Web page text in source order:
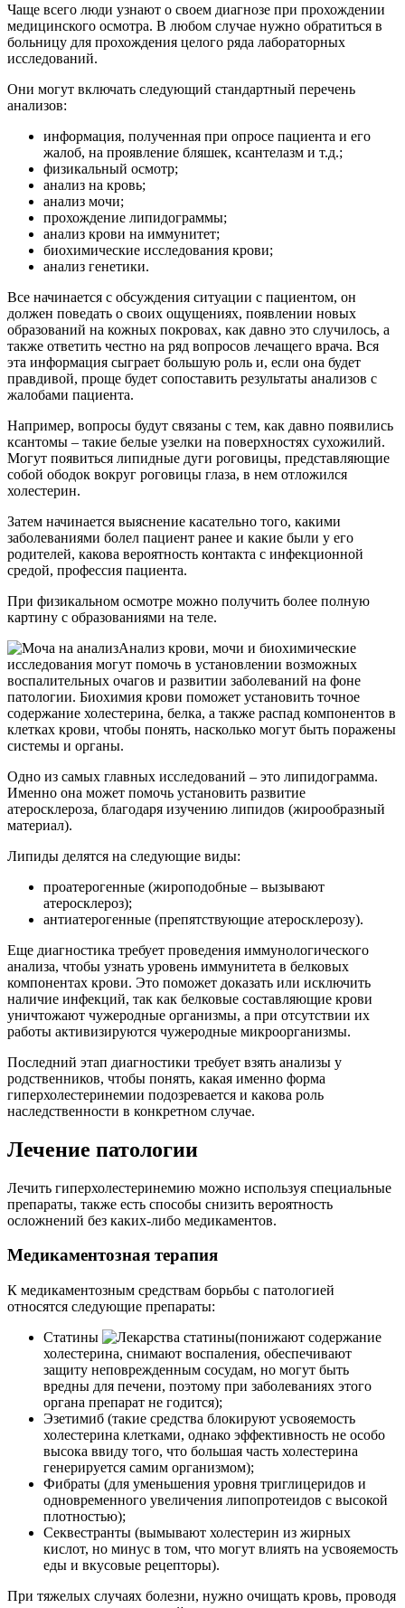
Чаще всего люди узнают о своем диагнозе при прохождении
медицинского осмотра. В любом случае нужно обратиться в
больницу для прохождения целого ряда лабораторных
исследований.
Они могут включать следующий стандартный перечень
анализов:
информация, полученная при опросе пациента и его
жалоб, на проявление бляшек, ксантелазм и т.д.;
физикальный осмотр;
анализ на кровь;
анализ мочи;
прохождение липидограммы;
анализ крови на иммунитет;
биохимические исследования крови;
анализ генетики.
Все начинается с обсуждения ситуации с пациентом, он
должен поведать о своих ощущениях, появлении новых
образований на кожных покровах, как давно это случилось, а
также ответить честно на ряд вопросов лечащего врача. Вся
эта информация сыграет большую роль и, если она будет
правдивой, проще будет сопоставить результаты анализов с
жалобами пациента.
Например, вопросы будут связаны с тем, как давно появились
ксантомы – такие белые узелки на поверхностях сухожилий.
Могут появиться липидные дуги роговицы, представляющие
собой ободок вокруг роговицы глаза, в нем отложился
холестерин.
Затем начинается выяснение касательно того, какими
заболеваниями болел пациент ранее и какие были у его
родителей, какова вероятность контакта с инфекционной
средой, профессия пациента.
При физикальном осмотре можно получить более полную
картину с образованиями на теле.
Анализ крови, мочи и биохимические
исследования могут помочь в установлении возможных
воспалительных очагов и развитии заболеваний на фоне
патологии. Биохимия крови поможет установить точное
содержание холестерина, белка, а также распад компонентов в
клетках крови, чтобы понять, насколько могут быть поражены
системы и органы.
Одно из самых главных исследований – это липидограмма.
Именно она может помочь установить развитие
атеросклероза, благодаря изучению липидов (жирообразный
материал).
Липиды делятся на следующие виды:
проатерогенные (жироподобные – вызывают
атеросклероз);
антиатерогенные (препятствующие атеросклерозу).
Еще диагностика требует проведения иммунологического
анализа, чтобы узнать уровень иммунитета в белковых
компонентах крови. Это поможет доказать или исключить
наличие инфекций, так как белковые составляющие крови
уничтожают чужеродные организмы, а при отсутствии их
работы активизируются чужеродные микроорганизмы.
Последний этап диагностики требует взять анализы у
родственников, чтобы понять, какая именно форма
гиперхолестеринемии подозревается и какова роль
наследственности в конкретном случае.
Лечение патологии
Лечить гиперхолестеринемию можно используя специальные
препараты, также есть способы снизить вероятность
осложнений без каких-либо медикаментов.
Медикаментозная терапия
К медикаментозным средствам борьбы с патологией
относятся следующие препараты:
Статины
(понижают содержание
холестерина, снимают воспаления, обеспечивают
защиту неповрежденным сосудам, но могут быть
вредны для печени, поэтому при заболеваниях этого
органа препарат не годится);
Эзетимиб (такие средства блокируют усвояемость
холестерина клетками, однако эффективность не особо
высока ввиду того, что большая часть холестерина
генерируется самим организмом);
Фибраты (для уменьшения уровня триглицеридов и
одновременного увеличения липопротеидов с высокой
плотностью);
Секвестранты (вымывают холестерин из жирных
кислот, но минус в том, что могут влиять на усвояемость
еды и вкусовые рецепторы).
При тяжелых случаях болезни, нужно очищать кровь, проводя